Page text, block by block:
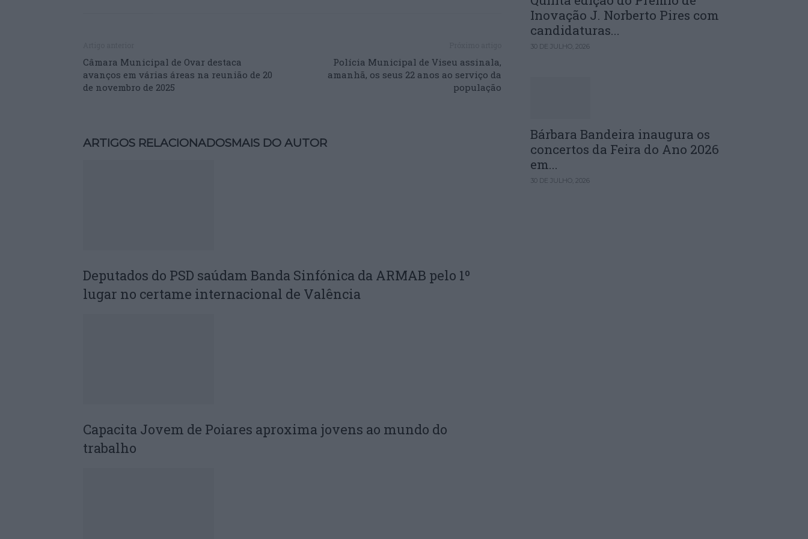
Câmara Municipal de Ovar destaca
avanços em várias áreas na reunião de 20
de novembro de 2025
Polícia Municipal de Viseu assinala,
amanhã, os seus 22 anos ao serviço da
população
ARTIGOS RELACIONADOSMAIS DO AUTOR
Deputados do PSD saúdam Banda Sinfónica da ARMAB pelo 1º
lugar no certame internacional de Valência
Capacita Jovem de Poiares aproxima jovens ao mundo do
trabalho
Inovação J. Norberto Pires com
candidaturas...
30 DE JULHO, 2026
Bárbara Bandeira inaugura os
concertos da Feira do Ano 2026
em...
30 DE JULHO, 2026